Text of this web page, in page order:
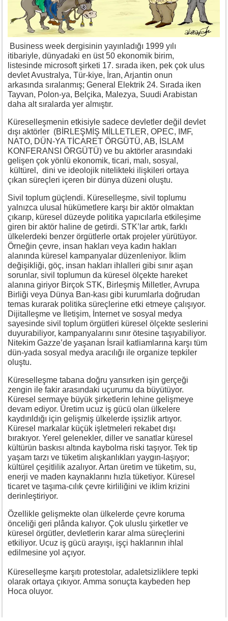
Business week dergisinin yayınladığı 1999 yılı
itibariyle, dünyadaki en üst 50 ekonomik birim,
listesinde microsoft şirketi 17. sırada iken, pek çok ulus
devlet Avustralya, Tür-kiye, İran, Arjantin onun
arkasında sıralanmış; General Elektrik 24. Sırada iken
Tayvan, Polon-ya, Belçika, Malezya, Suudi Arabistan
daha alt sıralarda yer almıştır.
Küreselleşmenin etkisiyle sadece devletler değil devlet
dışı aktörler (BİRLEŞMİŞ MİLLETLER, OPEC, IMF,
NATO, DÜN-YA TİCARET ÖRGÜTÜ, AB, İSLAM
KONFERANSI ÖRGÜTÜ) ve bu aktörler arasındaki
gelişen çok yönlü ekonomik, ticari, malı, sosyal,
kültürel, dini ve ideolojik nitelikteki ilişkileri ortaya
çıkan süreçleri içeren bir dünya düzeni oluştu.
Sivil toplum güçlendi. Küreselleşme, sivil toplumu
yalnızca ulusal hükümetlere karşı bir aktör olmaktan
çıkarıp, küresel düzeyde politika yapıcılarla etkileşime
giren bir aktör haline de getirdi. STK’lar artık, farklı
ülkelerdeki benzer örgütlerle ortak projeler yürütüyor.
Örneğin çevre, insan hakları veya kadın hakları
alanında küresel kampanyalar düzenleniyor. İklim
değişikliği, göç, insan hakları ihlalleri gibi sınır aşan
sorunlar, sivil toplumun da küresel ölçekte hareket
alanına giriyor Birçok STK, Birleşmiş Milletler, Avrupa
Birliği veya Dünya Ban-kası gibi kurumlarla doğrudan
temas kurarak politika süreçlerine etki etmeye çalışıyor.
Dijitalleşme ve İletişim, İnternet ve sosyal medya
sayesinde sivil toplum örgütleri küresel ölçekte seslerini
duyurabiliyor, kampanyalarını sınır ötesine taşıyabiliyor.
Nitekim Gazze’de yaşanan İsrail katliamlarına karşı tüm
dün-yada sosyal medya aracılığı ile organize tepkiler
oluştu.
Küreselleşme tabana doğru yansırken işin gerçeği
zengin ile fakir arasındaki uçurumu da büyütüyor.
Küresel sermaye büyük şirketlerin lehine gelişmeye
devam ediyor. Üretim ucuz iş gücü olan ülkelere
kaydırıldığı için gelişmiş ülkelerde işsizlik artıyor.
Küresel markalar küçük işletmeleri rekabet dışı
bırakıyor. Yerel gelenekler, diller ve sanatlar küresel
kültürün baskısı altında kaybolma riski taşıyor. Tek tip
yaşam tarzı ve tüketim alışkanlıkları yaygın-laşıyor;
kültürel çeşitlilik azalıyor. Artan üretim ve tüketim, su,
enerji ve maden kaynaklarını hızla tüketiyor. Küresel
ticaret ve taşıma-cılık çevre kirliliğini ve iklim krizini
derinleştiriyor.
Özellikle gelişmekte olan ülkelerde çevre koruma
önceliği geri plânda kalıyor. Çok uluslu şirketler ve
küresel örgütler, devletlerin karar alma süreçlerini
etkiliyor. Ucuz iş gücü arayışı, işçi haklarının ihlal
edilmesine yol açıyor.
Küreselleşme karşıtı protestolar, adaletsizliklere tepki
olarak ortaya çıkıyor. Amma sonuçta kaybeden hep
Hoca oluyor.